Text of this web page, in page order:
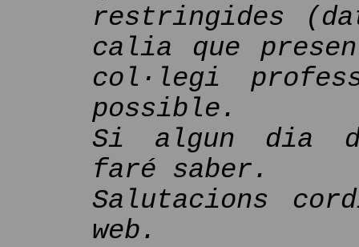
restringides
calia que
col·legi
possible.
Si algun dia
faré saber.
Salutacions
web.